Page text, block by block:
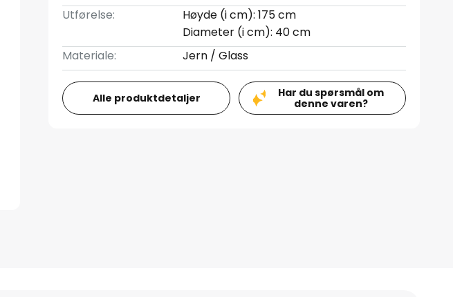
Utførelse:
Høyde (i cm): 175 cm
Diameter (i cm): 40 cm
Materiale:
Jern / Glass
Alle produktdetaljer
Har du spørsmål om
denne varen?